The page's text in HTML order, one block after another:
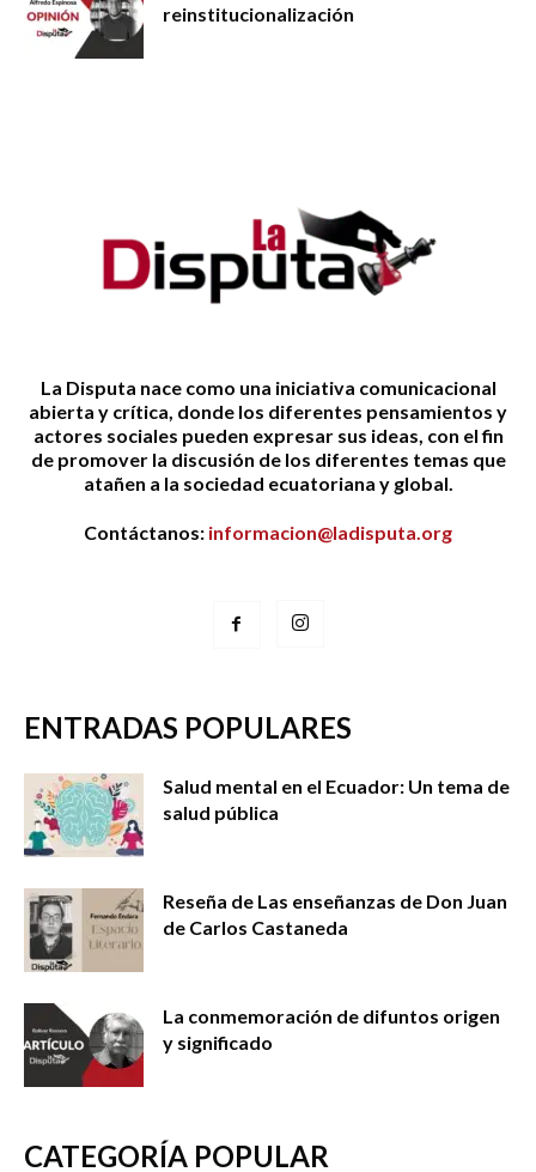
reinstitucionalización
La Disputa nace como una iniciativa comunicacional
abierta y crítica, donde los diferentes pensamientos y
actores sociales pueden expresar sus ideas, con el fin
de promover la discusión de los diferentes temas que
atañen a la sociedad ecuatoriana y global.
Contáctanos: informacion@ladisputa.org
ENTRADAS POPULARES
Salud mental en el Ecuador: Un tema de
salud pública
Reseña de Las enseñanzas de Don Juan
de Carlos Castaneda
La conmemoración de difuntos origen
y significado
CATEGORÍA POPULAR